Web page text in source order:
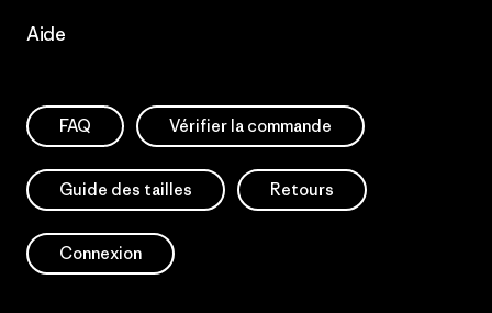
Aide
FAQ Vérifier la commande
Guide des tailles Retours
Connexion